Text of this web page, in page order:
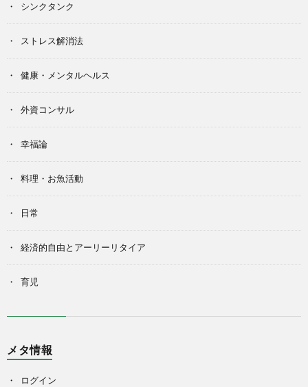
シンクタンク
ストレス解消法
健康・メンタルヘルス
外資コンサル
幸福論
料理・お魚活動
日常
経済的自由とアーリーリタイア
育児
メタ情報
ログイン